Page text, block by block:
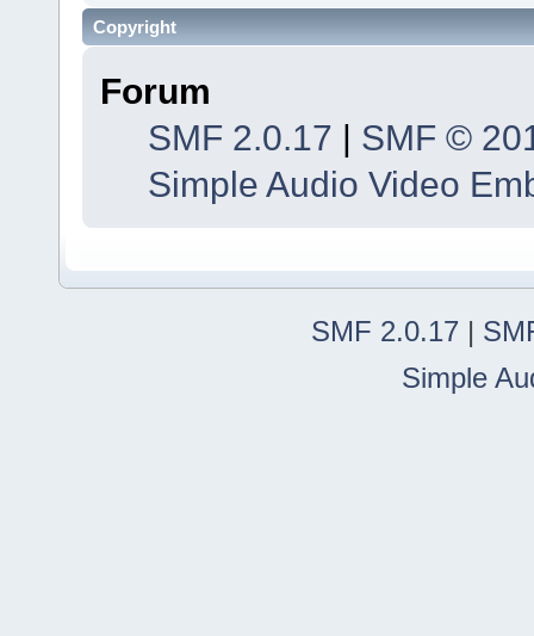
Copyright
Forum
SMF 2.0.17 | SMF ©
Simple Audio Video
SMF 2.0.17 |
Simple